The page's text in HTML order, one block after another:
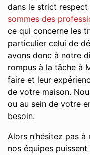
dans le strict respect
sommes des
ce qui concerne les
particulier celui de
avons donc à notre
rompus à la tâche à
faire et leur
de votre maison.
ou au sein de votre
besoin.
Alors n’hésitez pas
nos équipes